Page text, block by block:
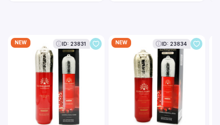
NEW ID: 23831 NEW ID: 23834